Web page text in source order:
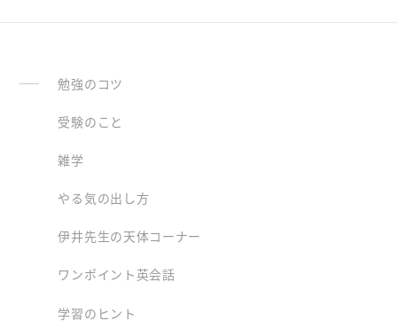
勉強のコツ
受験のこと
雑学
やる気の出し方
伊井先生の天体コーナー
ワンポイント英会話
学習のヒント